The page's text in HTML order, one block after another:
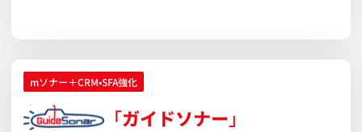
mソナー＋CRM•SFA強化
「ガイドソナー 」